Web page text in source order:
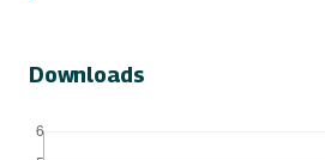
Downloads